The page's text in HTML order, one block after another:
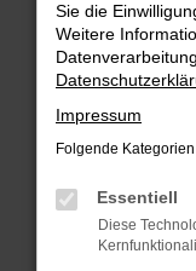
Fehler:
Beim Laden ist
Hier sind ein
Überprüfe
Laden
Prüfe
Sie die
Weitere
Impressum
Folgende
Essentiell
Diese